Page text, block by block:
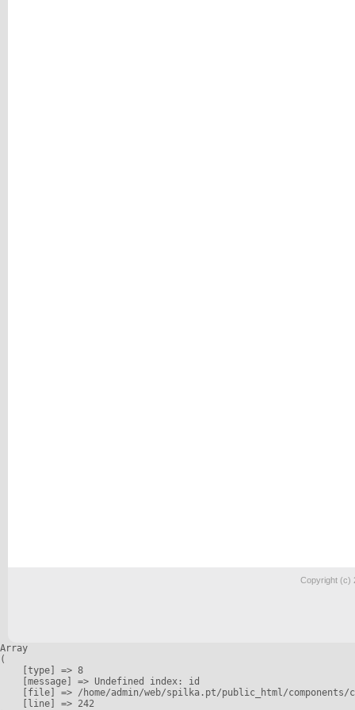
Copyright (c)
Array
(
    [type] => 8
    [message] => Undefined index: id
[file] => /home/admin/web/spilka.pt/public_html/
    [line] => 242